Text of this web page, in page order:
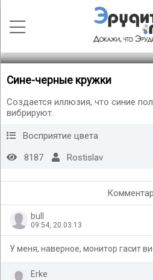
Сине-черные кружки
Создается иллюзия, что синие
вибрируют.
Восприятие цвета
8187
Rostislav
bull
09:54, 20.03.13
У меня, наверное, монитор гасит
Erke